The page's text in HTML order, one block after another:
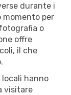
durante i
momento per
o
offre
il che
hanno
visitare